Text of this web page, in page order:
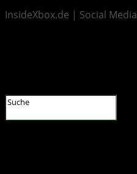
InsideXbox.de | Social Media